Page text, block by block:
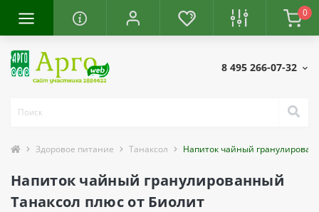
0
8 495 266-07-32
Здоровое питание Танаксол Напиток чайный
Напиток чайный гранулированный
Танаксол плюс от Биолит